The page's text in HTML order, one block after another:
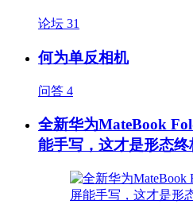
论坛 31
何为单反相机
问答 4
全新华为MateBook
能手写，这才是形态终